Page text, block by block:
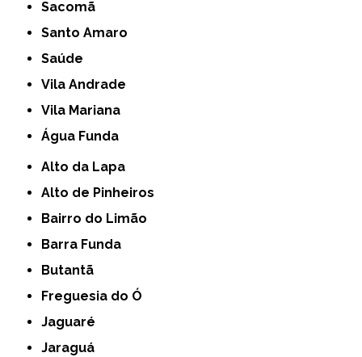
Sacomã
Santo Amaro
Saúde
Vila Andrade
Vila Mariana
Água Funda
Alto da Lapa
Alto de Pinheiros
Bairro do Limão
Barra Funda
Butantã
Freguesia do Ó
Jaguaré
Jaraguá